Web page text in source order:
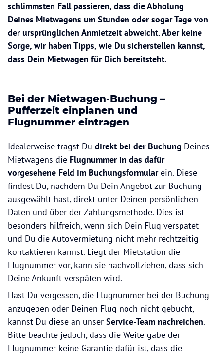
schlimmsten Fall passieren, dass die Abholung
Deines Mietwagens um Stunden oder sogar Tage von
der ursprünglichen Anmietzeit abweicht. Aber keine
Sorge, wir haben Tipps, wie Du sicherstellen kannst,
dass Dein Mietwagen für Dich bereitsteht.
Bei der Mietwagen-Buchung –
Pufferzeit einplanen und
Flugnummer eintragen
Idealerweise trägst Du direkt bei der Buchung Deines
Mietwagens die Flugnummer in das dafür
vorgesehene Feld im Buchungsformularein. Diese
findest Du, nachdem Du Dein Angebot zur Buchung
ausgewählt hast, direkt unter Deinen persönlichen
Daten und über der Zahlungsmethode. Dies ist
besonders hilfreich, wenn sich Dein Flug verspätet
und Du die Autovermietung nicht mehr rechtzeitig
kontaktieren kannst. Liegt der Mietstation die
Flugnummer vor, kann sie nachvollziehen, dass sich
Deine Ankunft verspäten wird.
Hast Du vergessen, die Flugnummer bei der Buchung
anzugeben oder Deinen Flug noch nicht gebucht,
kannst Du diese an unser Service-Team nachreichen.
Bitte beachte jedoch, dass die Weitergabe der
Flugnummer keine Garantie dafür ist, dass die